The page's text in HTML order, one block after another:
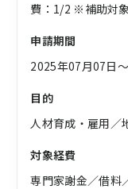
費：1/2 ※補助対
申請期間
2025年07月07日
目的
人材育成・雇用／
対象経費
専門家謝金／借料